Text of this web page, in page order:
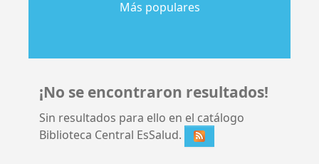
Más populares
¡No se encontraron resultados!
Sin resultados para ello en el catálogo
Biblioteca Central EsSalud.